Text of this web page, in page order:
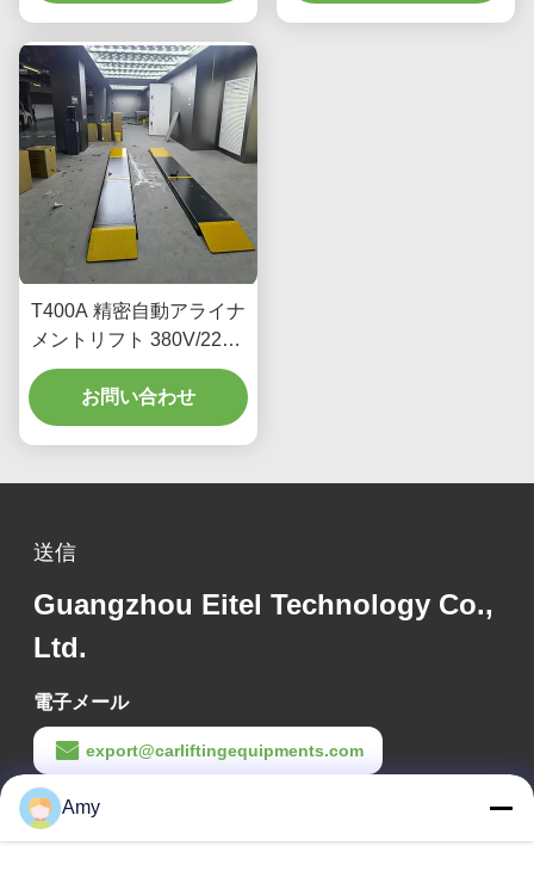
T400A 精密自動アライナ
メントリフト 380V/220V
低プロフィール設計
お問い合わせ
送信
Guangzhou Eitel Technology Co.,
Ltd.
電子メール
export@carliftingequipments.com
作業時間
09:00-18:00
Amy